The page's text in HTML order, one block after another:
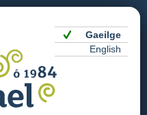
Gaeilge
English